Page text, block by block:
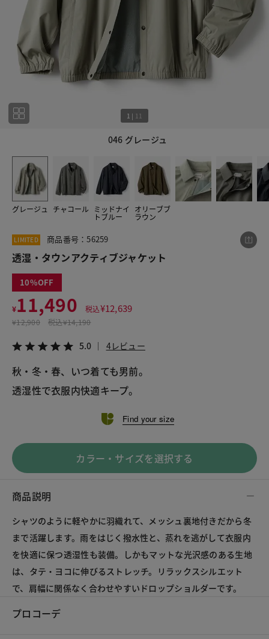
046 グレージュ
1 | 11
グレージュ チャコール ミッドナイ
トブルー
オリーブブ
ラウン
LIMITED 商品番号：56259
透湿・タウンアクティブジャケット
10
¥11,490 税込¥12,639
¥12,900 税込¥14,190
5.0 4レビュー
秋・冬・春、いつ着ても男前。
透湿性で衣服内快適キープ。
Find your size
カラー・サイズを選択する
商品説明
シャツのように軽やかに羽織れて、メッシュ裏地付きだから冬
まで活躍します。雨をはじく撥水性と、蒸れを逃がして衣服内
を快適に保つ透湿性も装備。しかもマットな光沢感のある生地
は、タテ・ヨコに伸びるストレッチ。リラックスシルエット
で、肩幅に関係なく合わせやすいドロップショルダーです。
プロコーデ
この商品をシェアする
透湿・タウンアクティブジャケット
¥11,490 税込¥12,639
LINE X